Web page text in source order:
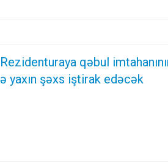
Rezidenturaya qəbul
ə yaxın şəxs iştirak edəcək